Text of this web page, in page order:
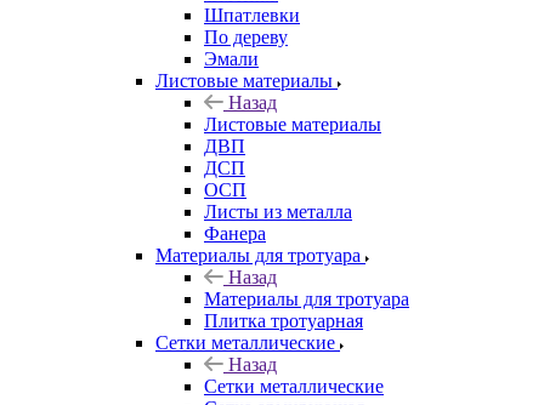
Шпатлевки
По дереву
Эмали
Листовые материалы
Назад
Листовые материалы
ДВП
ДСП
ОСП
Листы из металла
Фанера
Материалы для тротуара
Назад
Материалы для тротуара
Плитка тротуарная
Сетки металлические
Назад
Сетки металлические